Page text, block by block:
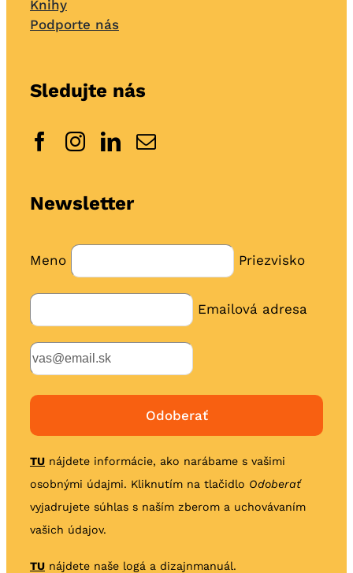
Knihy
Podporte nás
Sledujte nás
Newsletter
Meno Priezvisko
Emailová adresa
TUnájdete informácie, ako narábame s vašimi
osobnými údajmi. Kliknutím na tlačidlo Odoberať
vyjadrujete súhlas s naším zberom a uchovávaním
vašich údajov.
TUnájdete naše logá a dizajnmanuál.